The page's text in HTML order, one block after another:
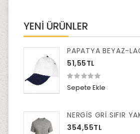
YENI ÜRÜNLER
51,55TL
Sepete Ekle
354,55TL